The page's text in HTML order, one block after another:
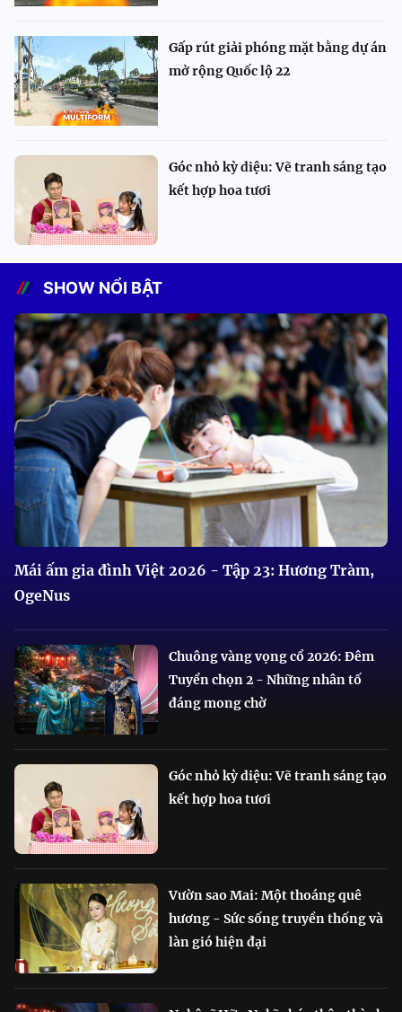
Gấp rút giải phóng mặt bằng dự án
mở rộng Quốc lộ 22
Góc nhỏ kỳ diệu: Vẽ tranh sáng tạo
kết hợp hoa tươi
SHOW NỔI BẬT
Mái ấm gia đình Việt 2026 - Tập 23: Hương Tràm,
OgeNus
Chuông vàng vọng cổ 2026: Đêm
Tuyển chọn 2 - Những nhân tố
đáng mong chờ
Góc nhỏ kỳ diệu: Vẽ tranh sáng tạo
kết hợp hoa tươi
Vườn sao Mai: Một thoáng quê
hương - Sức sống truyền thống và
làn gió hiện đại